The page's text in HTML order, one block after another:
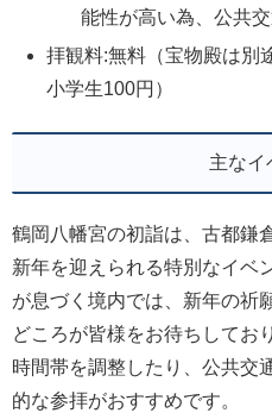
能性が高い為、公共
拝観料:無料（宝物殿は別
小学生100円）
主なイ
鶴岡八幡宮の初詣は、古都鎌
新年を迎えられる特別なイベ
が息づく境内では、新年の祈
どころが皆様をお待ちしてお
時間帯を調整したり、公共交
的な参拝がおすすめです。